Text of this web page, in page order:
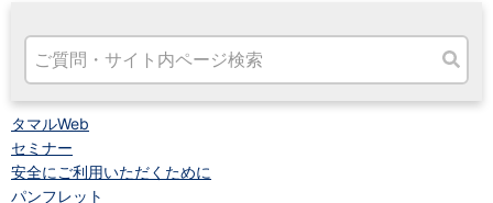
タマルWeb
セミナー
安全にご利用いただくために
パンフレット